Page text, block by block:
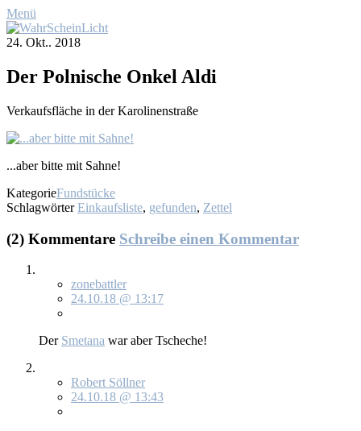
Menü
24. Okt.. 2018
Der Pol­ni­sche On­kel Al­di
Ver­kaufs­flä­che in der Ka­ro­li­nen­stra­ße
...aber bit­te mit Sah­ne!
KategorieFundstücke
Schlagwörter Einkaufsliste, gefunden, Zettel
(2) Kommentare Schreibe einen Kommentar
zonebattler
24.10.18 @ 13:17
Der Sme­ta­na war aber Tsche­che!
Robert Söllner
24.10.18 @ 13:43